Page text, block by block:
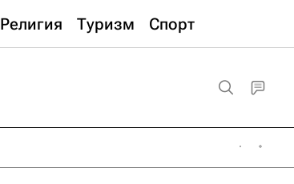
Религия Туризм Спорт